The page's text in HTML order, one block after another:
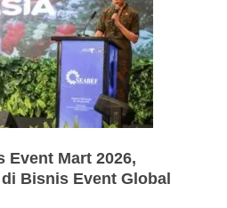
Event Mart 2026,
Bisnis Event Global